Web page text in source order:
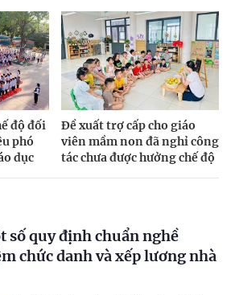
độ đối
phó
dục
Đề xuất trợ cấp cho giáo
viên mầm non đã nghỉ công
tác chưa được hưởng chế độ
số quy định chuẩn nghề
chức danh và xếp lương nhà